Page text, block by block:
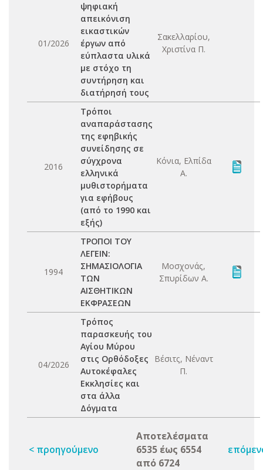
01/2026
ψηφιακή
απεικόνιση
εικαστικών
έργων από
εύπλαστα υλικά
με στόχο τη
συντήρηση και
διατήρησή τους
Σακελλαρίου,
Χριστίνα Π.
2016
Τρόποι
αναπαράστασης
της εφηβικής
συνείδησης σε
σύγχρονα
ελληνικά
μυθιστορήματα
για εφήβους
(από το 1990 και
εξής)
Κόνια, Ελπίδα
Α.
1994
ΤΡΟΠΟΙ ΤΟΥ
ΛΕΓΕΙΝ:
ΣΗΜΑΣΙΟΛΟΓΙΑ
ΤΩΝ
ΑΙΣΘΗΤΙΚΩΝ
ΕΚΦΡΑΣΕΩΝ
Μοσχονάς,
Σπυρίδων Α.
04/2026
Τρόπος
παρασκευής του
Αγίου Μύρου
στις Ορθόδοξες
Αυτοκέφαλες
Εκκλησίες και
στα άλλα
Δόγματα
Βέσιτς, Νέναντ
Π.
< προηγούμενο
Αποτελέσματα
6535 έως 6554
από 6724